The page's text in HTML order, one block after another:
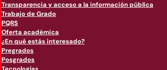
Transparencia y acceso a la información pública
Trabajo de Grado
PQRS
Oferta académica
¿En qué estás interesado?
Pregrados
Posgrados